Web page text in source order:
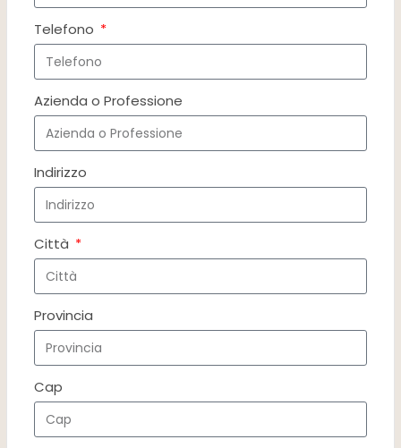
Telefono
Azienda o Professione
Indirizzo
Città
Provincia
Cap